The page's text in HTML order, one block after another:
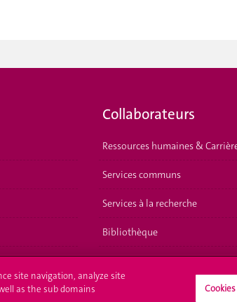
Collaborateurs
Ressources humaines &
Services communs
Services à la recherche
Bibliothèque
site navigation, analyze site
as the sub domains